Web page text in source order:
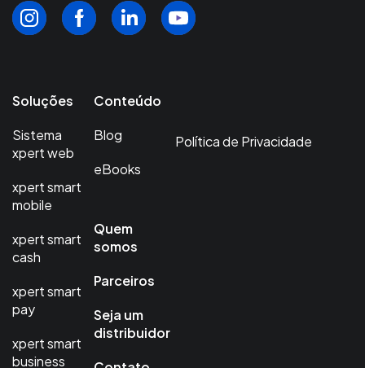
Soluções
Sistema
xpert web
xpert smart
mobile
xpert smart
cash
xpert smart
pay
xpert smart
business
Conteúdo
Blog
eBooks
Quem
somos
Parceiros
Seja um
distribuidor
Política de Privacidade